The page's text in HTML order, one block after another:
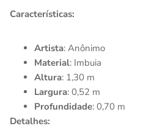
Características:
Artista: Anônimo
Material: Imbuia
Altura: 1,30 m
Largura: 0,52 m
Profundidade: 0,70 m
Detalhes: